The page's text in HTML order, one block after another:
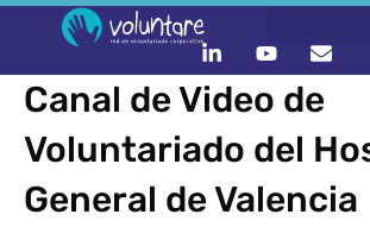
Canal de Video de
Voluntariado del
General de Valencia